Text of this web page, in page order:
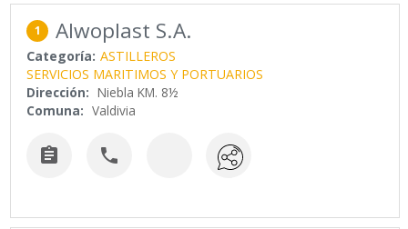
1 Alwoplast S.A.
Categoría: ASTILLEROS
SERVICIOS MARITIMOS Y PORTUARIOS
Dirección: Niebla KM. 8½
Comuna: Valdivia
 